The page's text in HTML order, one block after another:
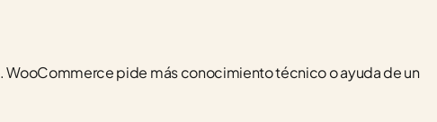
WooCommerce pide más conocimiento técnico o ayuda de un